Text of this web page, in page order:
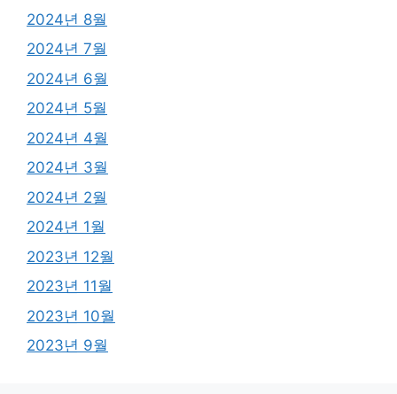
2024년 8월
2024년 7월
2024년 6월
2024년 5월
2024년 4월
2024년 3월
2024년 2월
2024년 1월
2023년 12월
2023년 11월
2023년 10월
2023년 9월